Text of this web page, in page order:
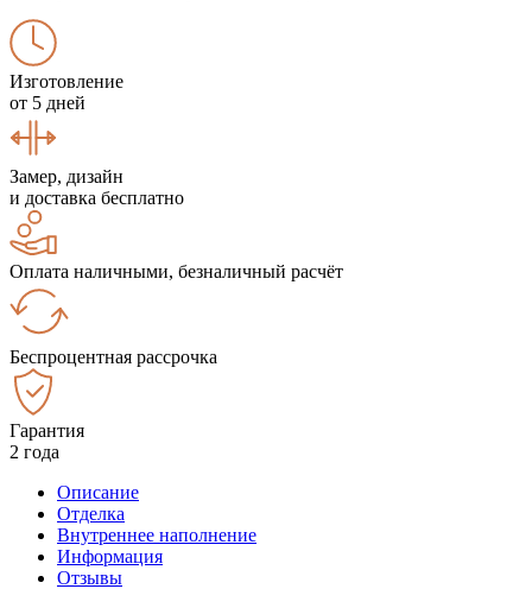
Изготовление
от 5 дней
Замер, дизайн
и доставка бесплатно
Оплата наличными, безналичный расчёт
Беспроцентная рассрочка
Гарантия
2 года
Описание
Отделка
Внутреннее наполнение
Информация
Отзывы